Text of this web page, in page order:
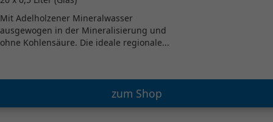
Mit Adelholzener Mineralwasser
ausgewogen in der Mineralisierung und
ohne Kohlensäure. Die ideale regionale...
zum Shop